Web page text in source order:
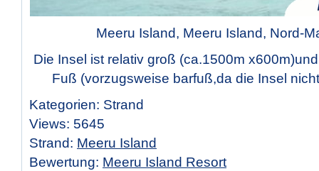
Meeru Island, Meeru Island, Nord-
Die Insel ist relativ groß (ca.1500m
Fuß (vorzugsweise barfuß,da die Insel
Kategorien: Strand
Views: 5645
Strand: Meeru Island
Bewertung: Meeru Island Resort